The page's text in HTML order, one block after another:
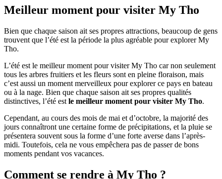
Meilleur moment pour visiter My Tho
Bien que chaque saison ait ses propres attractions, beaucoup de gens
trouvent que l’été est la période la plus agréable pour explorer My
Tho.
L’été est le meilleur moment pour visiter My Tho car non seulement
tous les arbres fruitiers et les fleurs sont en pleine floraison, mais
c’est aussi un moment merveilleux pour explorer ce pays en bateau
ou à la nage. Bien que chaque saison ait ses propres qualités
distinctives, l’été est le meilleur moment pour visiter My Tho.
Cependant, au cours des mois de mai et d’octobre, la majorité des
jours connaîtront une certaine forme de précipitations, et la pluie se
présentera souvent sous la forme d’une forte averse dans l’après-
midi. Toutefois, cela ne vous empêchera pas de passer de bons
moments pendant vos vacances.
Comment se rendre à My Tho ?